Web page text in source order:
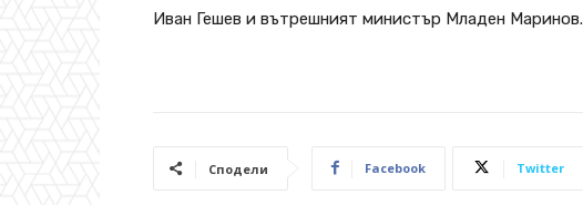
Иван Гешев и вътрешният министър Младен Маринов.
Сподели Facebook Twitter